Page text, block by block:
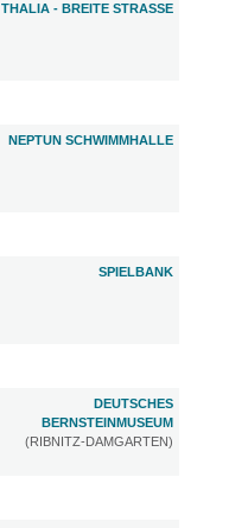
THALIA - BREITE STRASSE
NEPTUN SCHWIMMHALLE
SPIELBANK
DEUTSCHES
BERNSTEINMUSEUM
(RIBNITZ-DAMGARTEN)